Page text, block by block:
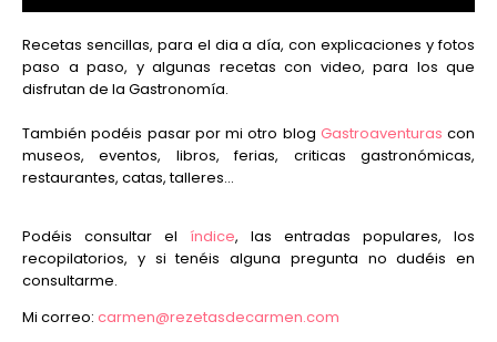
Recetas sencillas, para el dia a día, con explicaciones y fotos
paso a paso, y algunas recetas con video, para los que
disfrutan de la Gastronomía.
También podéis pasar por mi otro blog Gastroaventuras con
museos, eventos, libros, ferias, criticas gastronómicas,
restaurantes, catas, talleres...
Podéis consultar el índice, las entradas populares, los
recopilatorios, y si tenéis alguna pregunta no dudéis en
consultarme.
Mi correo: carmen@rezetasdecarmen.com